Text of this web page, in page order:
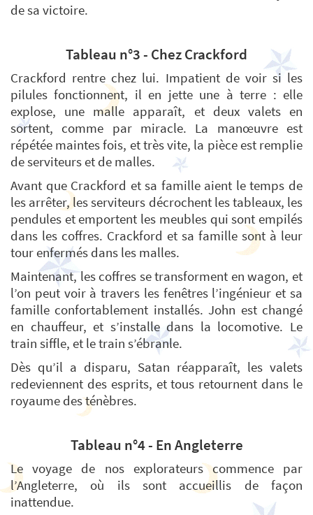
de sa victoire.
Tableau n°3 - Chez Crackford
Crackford rentre chez lui. Impatient de voir si les
pilules fonctionnent, il en jette une à terre : elle
explose, une malle apparaît, et deux valets en
sortent, comme par miracle. La manœuvre est
répétée maintes fois, et très vite, la pièce est remplie
de serviteurs et de malles.
Avant que Crackford et sa famille aient le temps de
les arrêter, les serviteurs décrochent les tableaux, les
pendules et emportent les meubles qui sont empilés
dans les coffres. Crackford et sa famille sont à leur
tour enfermés dans les malles.
Maintenant, les coffres se transforment en wagon, et
l’on peut voir à travers les fenêtres l’ingénieur et sa
famille confortablement installés. John est changé
en chauffeur, et s’installe dans la locomotive. Le
train siffle, et le train s’ébranle.
Dès qu’il a disparu, Satan réapparaît, les valets
redeviennent des esprits, et tous retournent dans le
royaume des ténèbres.
Tableau n°4 - En Angleterre
Le voyage de nos explorateurs commence par
l’Angleterre, où ils sont accueillis de façon
inattendue.